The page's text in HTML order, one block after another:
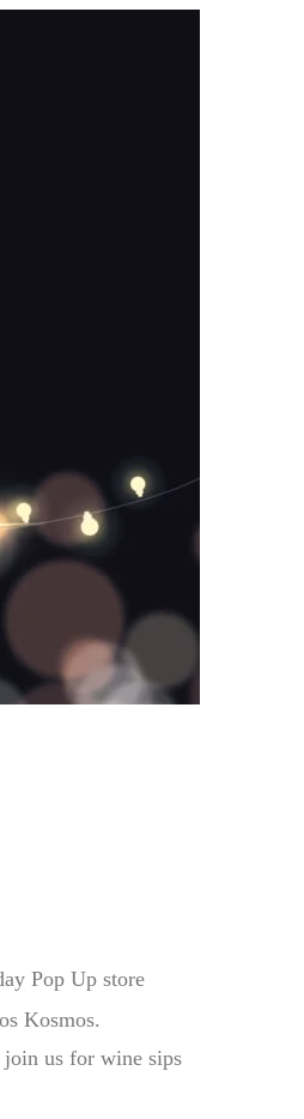
Pop Up store
Kosmos.
join us for wine sips